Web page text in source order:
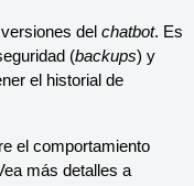
del chatbot. Es
(backups) y
el historial de
el comportamiento
más detalles a